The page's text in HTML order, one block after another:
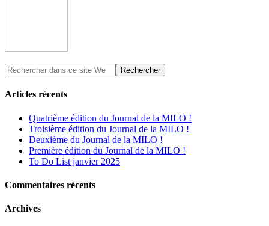
Articles récents
Quatrième édition du Journal de la MILO !
Troisième édition du Journal de la MILO !
Deuxième du Journal de la MILO !
Première édition du Journal de la MILO !
To Do List janvier 2025
Commentaires récents
Archives